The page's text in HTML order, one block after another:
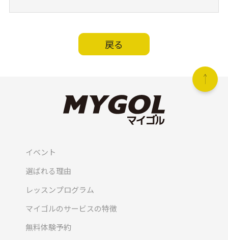
戻る
イベント
選ばれる理由
レッスンプログラム
マイゴルのサービスの特徴
無料体験予約